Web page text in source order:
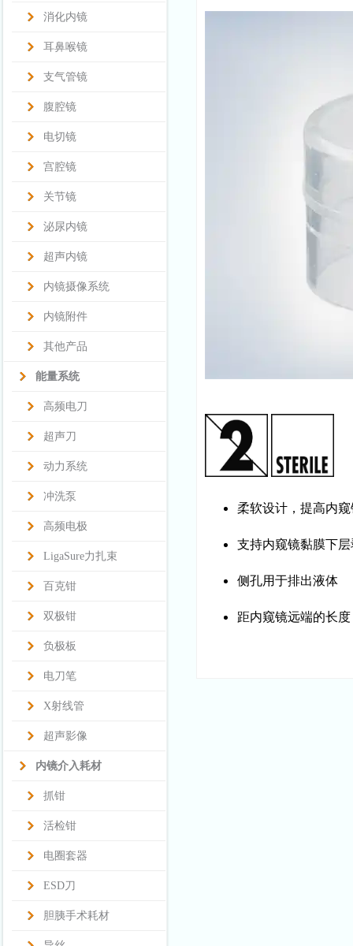
消化内镜
耳鼻喉镜
支气管镜
腹腔镜
电切镜
宫腔镜
关节镜
泌尿内镜
超声内镜
内镜摄像系统
内镜附件
其他产品
能量系统
高频电刀
超声刀
动力系统
冲洗泵
高频电极
LigaSure力扎束
百克钳
双极钳
负极板
电刀笔
X射线管
超声影像
内镜介入耗材
抓钳
活检钳
电圈套器
ESD刀
胆胰手术耗材
柔软设计，提高内
支持内窥镜黏膜下
侧孔用于排出液体
距内窥镜远端的长